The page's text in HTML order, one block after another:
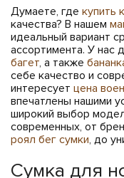
Думаете, где купить
качества? В нашем
идеальный вариант
ассортимента. У нас
багет, а также
себе качество и
интересует цена
впечатлены нашими
широкий выбор
современных, от
роял бег сумки, до
Сумка для